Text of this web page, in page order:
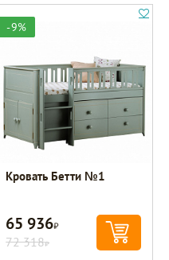
-9%
Кровать Бетти №1
65 936Р
72 318Р